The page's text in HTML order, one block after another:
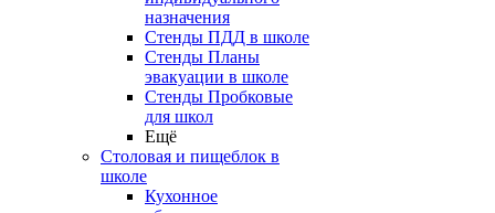
назначения
Стенды ПДД в школе
Стенды Планы
эвакуации в школе
Стенды Пробковые
для школ
Ещё
Столовая и пищеблок в
школе
Кухонное